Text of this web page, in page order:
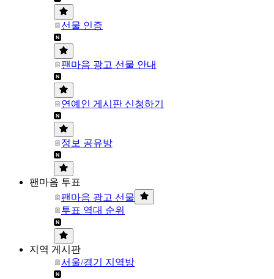
선물 인증
팬마음 광고 선물 안내
연예인 게시판 신청하기
정보 공유방
팬마음 투표
팬마음 광고 선물
투표 역대 순위
지역 게시판
서울/경기 지역방